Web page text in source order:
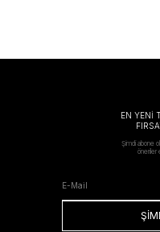
EN YENİ
Şimdi abone
öneriler